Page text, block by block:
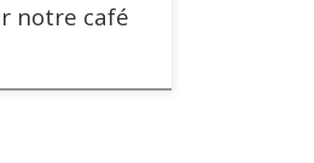
notre café